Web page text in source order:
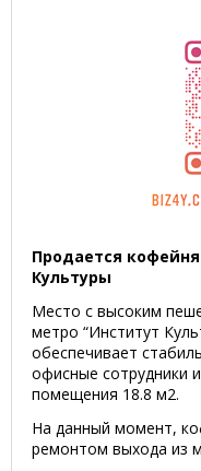
Продается
Культуры
Место с высоким
метро “Институт
обеспечивает
офисные сотрудники
помещения 18.8 м2.
На данный момент,
ремонтом выхода из